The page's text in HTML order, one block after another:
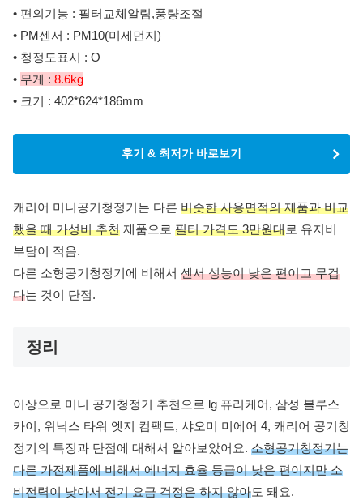
• 편의기능 : 필터교체알림,풍량조절
• PM센서 : PM10(미세먼지)
• 청정도표시 : O
• 무게 : 8.6kg
• 크기 : 402*624*186mm
후기 & 최저가 바로보기
캐리어 미니공기청정기는 다른 비슷한 사용면적의 제품과 비교
했을 때 가성비 추천 제품으로 필터 가격도 3만원대로 유지비
부담이 적음.
다른 소형공기청정기에 비해서 센서 성능이 낮은 편이고 무겁
다는 것이 단점.
정리
이상으로 미니 공기청정기 추천으로 lg 퓨리케어, 삼성 블루스
카이, 위닉스 타워 엣지 컴팩트, 샤오미 미에어 4, 캐리어 공기청
정기의 특징과 단점에 대해서 알아보았어요. 소형공기청정기는
다른 가전제품에 비해서 에너지 효율 등급이 낮은 편이지만 소
비전력이 낮아서 전기 요금 걱정은 하지 않아도 돼요.